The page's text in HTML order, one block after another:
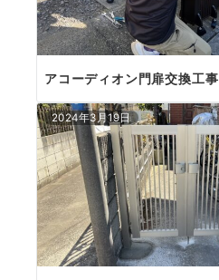
アコーディオン門扉交換工事
2024年3月19日